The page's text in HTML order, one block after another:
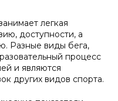
легкая
доступности, а
Разные виды бега,
процесс
и являются
других видов спорта.